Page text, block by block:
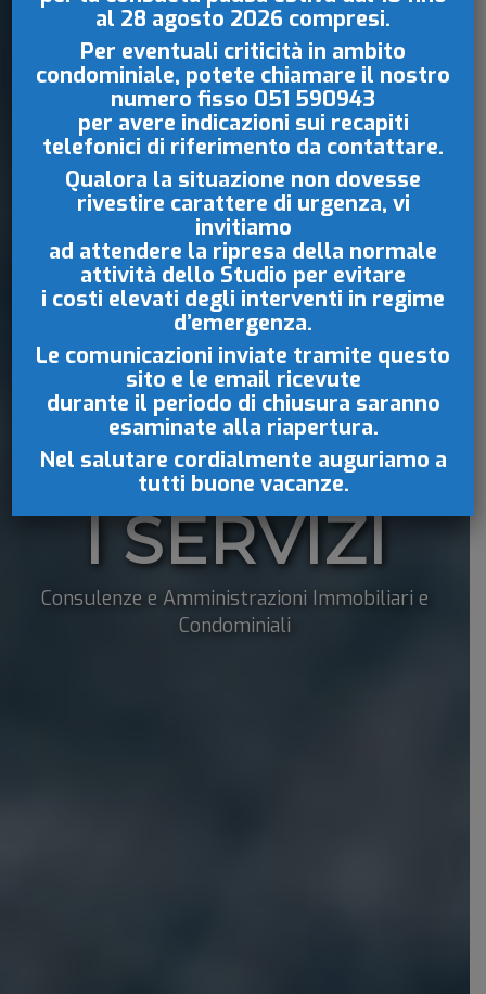
I SERVIZI
Consulenze e Amministrazioni Immobiliari e
Condominiali
al 28 agosto 2026 compresi.
Per eventuali criticità in ambito
condominiale, potete chiamare il nostro
numero fisso 051 590943
per avere indicazioni sui recapiti
telefonici di riferimento da contattare.
Qualora la situazione non dovesse
rivestire carattere di urgenza, vi
invitiamo
ad attendere la ripresa della normale
attività dello Studio per evitare
i costi elevati degli interventi in regime
d’emergenza.
Le comunicazioni inviate tramite questo
sito e le email ricevute
durante il periodo di chiusura saranno
esaminate alla riapertura.
Nel salutare cordialmente auguriamo a
tutti buone vacanze.